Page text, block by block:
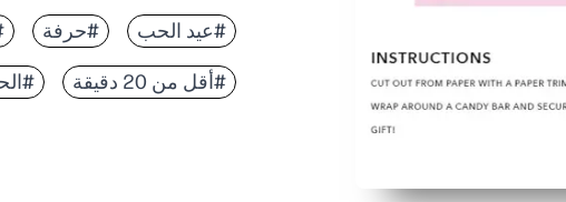
#عيد الحب #حرفة
#أقل من 20 دقيقة